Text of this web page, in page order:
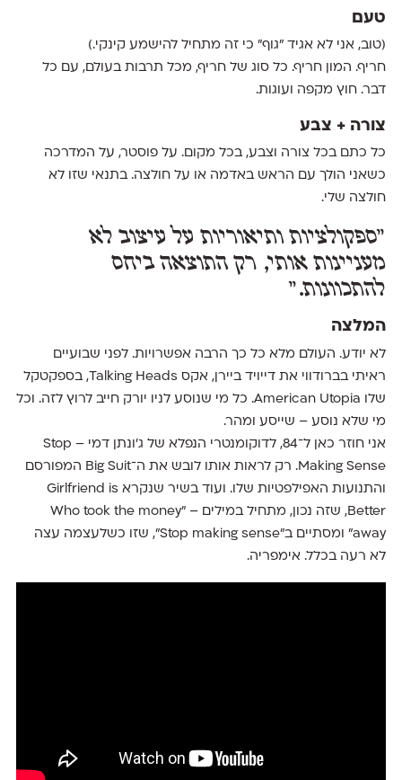
טעם
(טוב, אני לא אגיד ״גוף״ כי זה מתחיל להישמע קינקי.)
חריף. המון חריף. כל סוג של חריף, מכל תרבות בעולם, עם כל
דבר. חוץ מקפה ועוגות.
צורה + צבע
כל כתם בכל צורה וצבע, בכל מקום. על פוסטר, על המדרכה
כשאני הולך עם הראש באדמה או על חולצה. בתנאי שזו לא
חולצה שלי.
״ספקולציות ותיאוריות על עיצוב לא
מעניינות אותי, רק התוצאה ביחס
להתכוונות.״
המלצה
לא יודע. העולם מלא כל כך הרבה אפשרויות. לפני שבועיים
ראיתי בברודווי את דייויד ביירן, אקס Talking Heads, בספקטקל
שלו American Utopia. כל מי שנוסע לניו יורק חייב לרוץ לזה. וכל
מי שלא נוסע – שייסע ומהר.
אני חוזר כאן ל־84, לדוקומנטרי הנפלא של ג׳ונתן דמי – Stop
Making Sense. רק לראות אותו לובש את ה־Big Suit המפורסם
והתנועות האפילפטיות שלו. ועוד בשיר שנקרא Girlfriend is
Better, שזה נכון, מתחיל במילים – ״Who took the money
away״ ומסתיים ב״Stop making sense״, שזו כשלעצמה עצה
לא רעה בכלל. אימפריה.